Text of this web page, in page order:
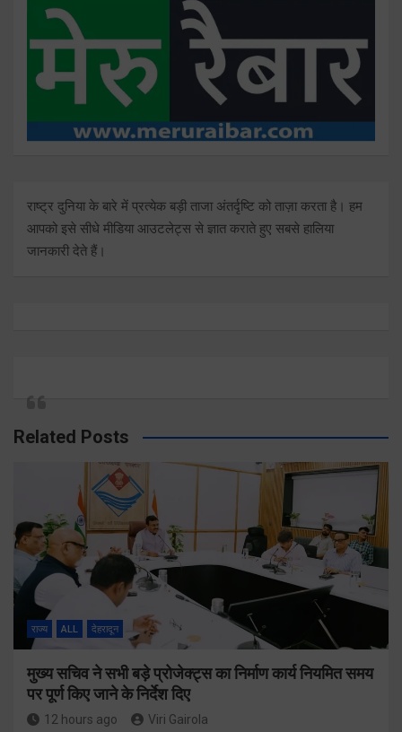
राष्ट्र दुनिया के बारे में प्रत्येक बड़ी ताजा अंतर्दृष्टि को ताज़ा करता है। हम
आपको इसे सीधे मीडिया आउटलेट्स से ज्ञात कराते हुए सबसे हालिया
जानकारी देते हैं।
Related Posts
राज्य ALL देहरादून
मुख्य सचिव ने सभी बड़े प्रोजेक्ट्स का निर्माण कार्य नियमित समय
पर पूर्ण किए जाने के निर्देश दिए
12 hours ago Viri Gairola